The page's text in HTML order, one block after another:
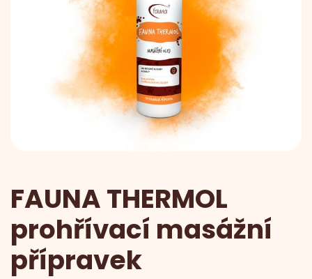
FAUNA THERMOL
prohřívací masážní
přípravek